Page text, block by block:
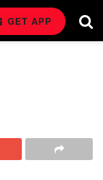
GET APP